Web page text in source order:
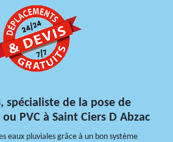
spécialiste de la pose de
PVC à Saint Ciers D Abzac
eaux pluviales grâce à un bon système